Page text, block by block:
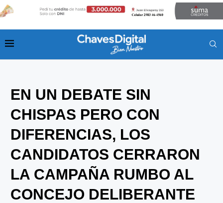
EN UN DEBATE SIN
CHISPAS PERO CON
DIFERENCIAS, LOS
CANDIDATOS CERRARON
LA CAMPAÑA RUMBO AL
CONCEJO DELIBERANTE